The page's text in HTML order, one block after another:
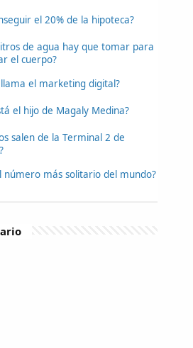
el 20% de la hipoteca?
de agua hay que tomar para
el cuerpo?
llama el marketing digital?
el hijo de Magaly Medina?
salen de la Terminal 2 de
número más solitario del mundo?